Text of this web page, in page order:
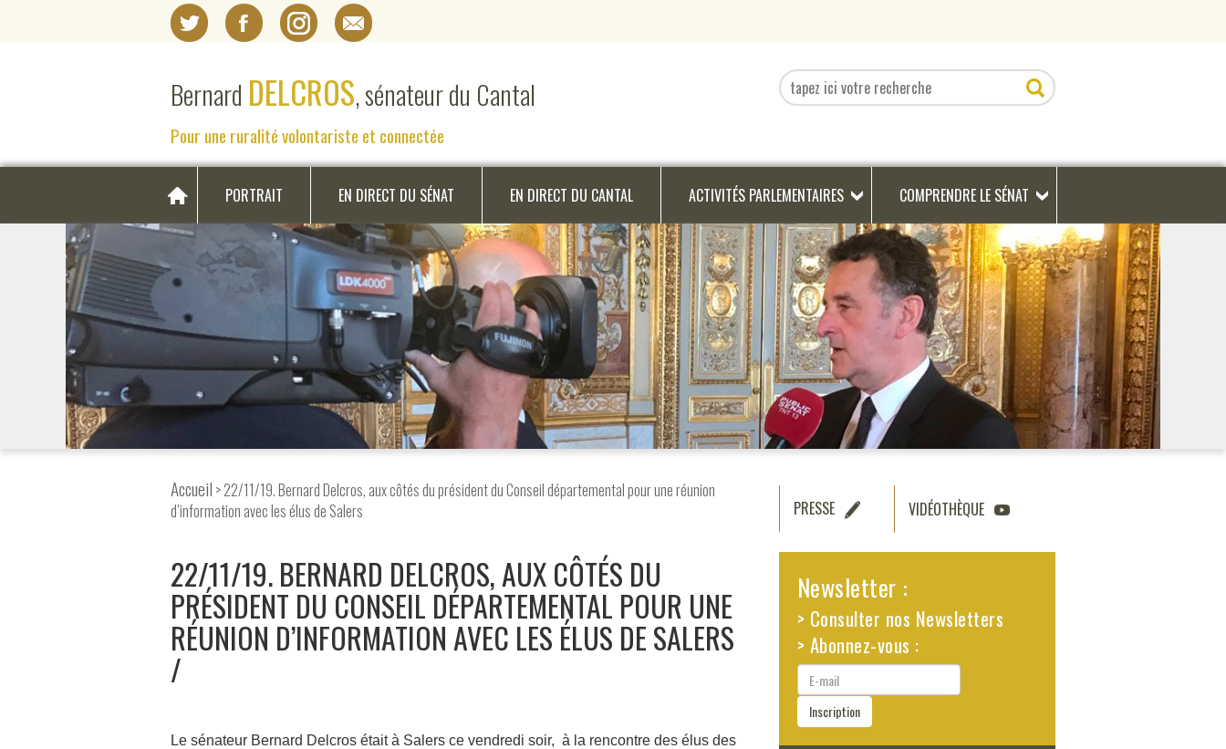
Bernard DELCROS, sénateur du Cantal
Pour une ruralité volontariste et connectée
PORTRAIT EN DIRECT DU SÉNAT EN DIRECT DU CANTAL ACTIVITÉS PARLEMENTAIRES COMPRENDRE LE SÉNAT
Accueil > 22/11/19. Bernard Delcros, aux côtés du président du Conseil départemental pour une réunion
d’information avec les élus de Salers
22/11/19. BERNARD DELCROS, AUX CÔTÉS DU
PRÉSIDENT DU CONSEIL DÉPARTEMENTAL POUR UNE
RÉUNION D’INFORMATION AVEC LES ÉLUS DE SALERS
Le sénateur Bernard Delcros était à Salers ce vendredi soir, à la rencontre des élus des
PRESSE VIDÉOTHÈQUE
Newsletter :
> Consulter nos Newsletters
> Abonnez-vous :
E-
mail
Inscription